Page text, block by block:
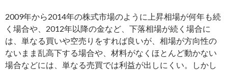
2009年から2014年の株式市場のように上昇相場が何年も続
く場合や、2012年以降の金など、下落相場が続く場合に
は、単なる買いや空売りをすれば良いが、相場が方向性の
ないまま乱高下する場合や、材料がなくほとんど動かない
場合などには、単なる売買では利益が出しにくい。しかし